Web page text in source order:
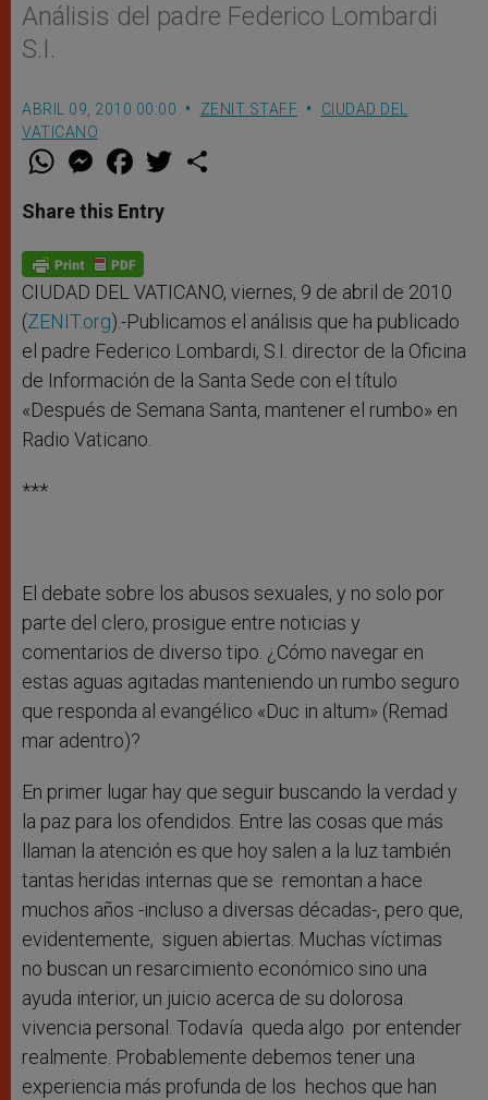
Análisis del padre Federico Lombardi
S.I.
ABRIL 09, 2010 00:00 ZENIT STAFF
CIUDAD DEL
VATICANO
W
t
s
p
p
M
e
s
e
g
e
r
F
a
e
b
o
k
w
Share this Entry
CIUDAD DEL VATICANO, viernes, 9 de abril de 2010
(ZENIT.org).-Publicamos el análisis que ha publicado
el padre Federico Lombardi, S.I. director de la Oficina
de Información de la Santa Sede con el título
«Después de Semana Santa, mantener el rumbo» en
Radio Vaticano.
***
El debate sobre los abusos sexuales, y no solo por
parte del clero, prosigue entre noticias y
comentarios de diverso tipo. ¿Cómo navegar en
estas aguas agitadas manteniendo un rumbo seguro
que responda al evangélico «Duc in altum» (Remad
mar adentro)?
En primer lugar hay que seguir buscando la verdad y
la paz para los ofendidos. Entre las cosas que más
llaman la atención es que hoy salen a la luz también
tantas heridas internas que se remontan a hace
muchos años -incluso a diversas décadas-, pero que,
evidentemente, siguen abiertas. Muchas víctimas
no buscan un resarcimiento económico sino una
ayuda interior, un juicio acerca de su dolorosa
vivencia personal. Todavía queda algo por entender
realmente. Probablemente debemos tener una
experiencia más profunda de los hechos que han